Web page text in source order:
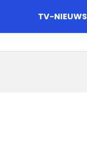
TV-NIEUWS